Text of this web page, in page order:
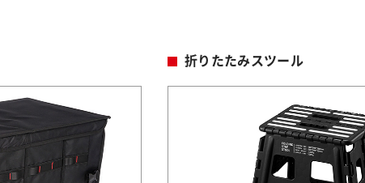
折りたたみスツール